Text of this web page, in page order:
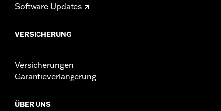
Software Updates
VERSICHERUNG
Versicherungen
Garantieverlängerung
ÜBER UNS